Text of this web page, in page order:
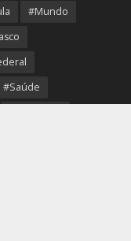
#Mundo
#Saúde